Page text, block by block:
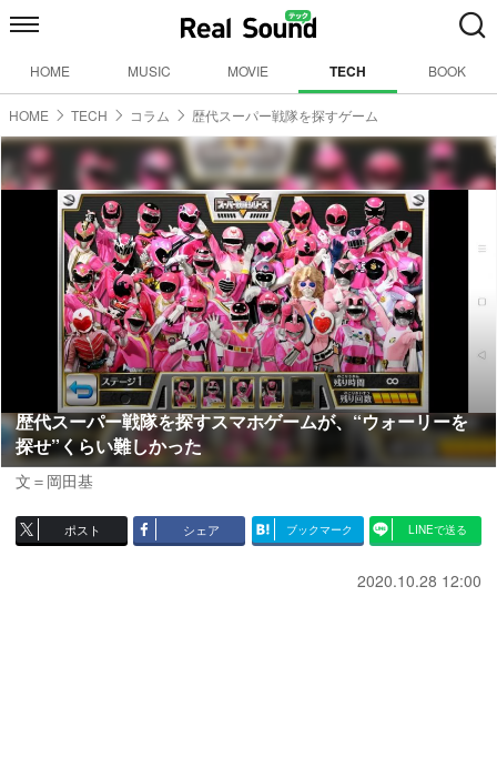
HOME MUSIC MOVIE TECH BOOK
HOME TECH コラム 歴代スーパー戦隊を探すゲーム
歴代スーパー戦隊を探すスマホゲームが、“ウォーリーを
探せ”くらい難しかった
文＝岡田基
ポスト シェア ブックマーク LINEで送る
2020.10.28 12:00